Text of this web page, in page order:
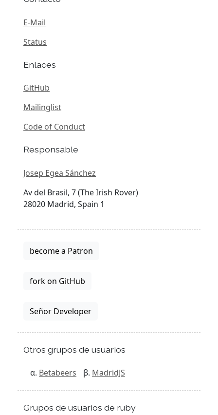
E-Mail
Status
Enlaces
GitHub
Mailinglist
Code of Conduct
Responsable
Josep Egea Sánchez
Av del Brasil, 7 (The Irish Rover)
28020 Madrid, Spain 1
become a Patron
fork on GitHub
Señor Developer
Otros grupos de usuarios
Betabeers MadridJS
Grupos de usuarios de ruby